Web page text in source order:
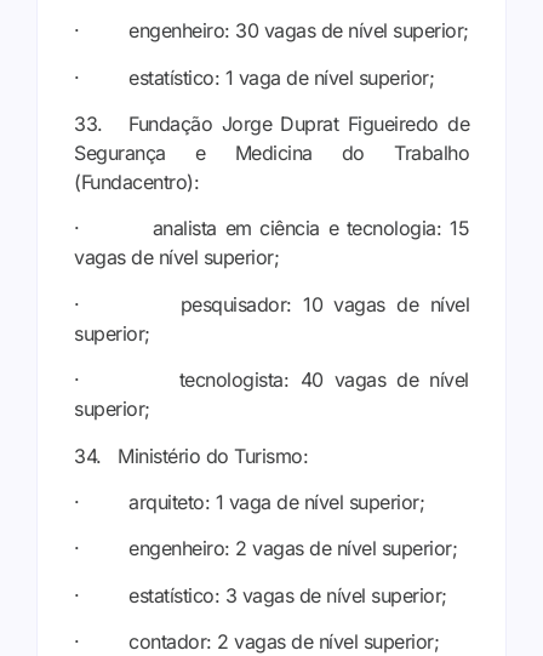
· engenheiro: 30 vagas de nível superior;
· estatístico: 1 vaga de nível superior;
33. Fundação Jorge Duprat Figueiredo de
Segurança e Medicina do Trabalho
(Fundacentro):
· analista em ciência e tecnologia: 15
vagas de nível superior;
· pesquisador: 10 vagas de nível
superior;
· tecnologista: 40 vagas de nível
superior;
34. Ministério do Turismo:
· arquiteto: 1 vaga de nível superior;
· engenheiro: 2 vagas de nível superior;
· estatístico: 3 vagas de nível superior;
· contador: 2 vagas de nível superior;